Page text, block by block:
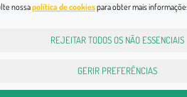
nossapolítica de cookiespara obter mais
REJEITAR TODOS OS NÃO ESSENCIAIS
GERIR PREFERÊNCIAS